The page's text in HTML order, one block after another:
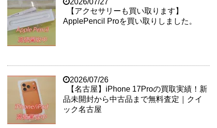
2026/07/27
【アクセサリーも買い取ります】
ApplePencil Proを買い取りしました。
2026/07/26
【名古屋】iPhone 17Proの買取実績！新
品未開封から中古品まで無料査定｜クイ
ック名古屋